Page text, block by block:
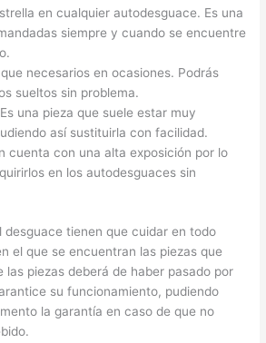
en cualquier autodesguace. Es una
siempre y cuando se encuentre
necesarios en ocasiones. Podrás
sueltos sin problema.
una pieza que suele estar muy
así sustituirla con facilidad.
cuenta con una alta exposición por lo
en los autodesguaces sin
desguace tienen que cuidar en todo
el que se encuentran las piezas que
las piezas deberá de haber pasado por
su funcionamiento, pudiendo
la garantía en caso de que no